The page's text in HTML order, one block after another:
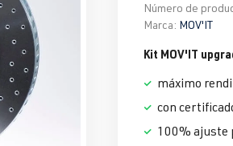
Número de
Marca: MOV'IT
Kit MOV'IT
máximo
con
100% ajuste